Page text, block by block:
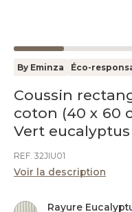
By Eminza Éco-
Coussin
coton (40 x 60
Vert eucalyptus
REF. 32JIU01
Voir la description
Rayure